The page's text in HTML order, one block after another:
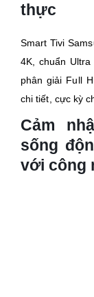
thực
Smart Tivi
4K, chuẩn
phân giải Full
chi tiết, cực kỳ
Cảm
sống
với công